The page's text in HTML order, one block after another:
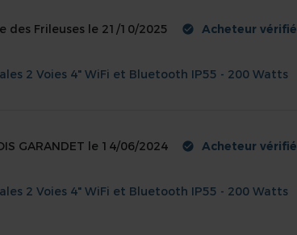
des Frileuses le 21/10/2025
Acheteur vérifié
2 Voies 4" WiFi et Bluetooth IP55 - 200 Watts
GARANDET le 14/06/2024
Acheteur vérifié
2 Voies 4" WiFi et Bluetooth IP55 - 200 Watts